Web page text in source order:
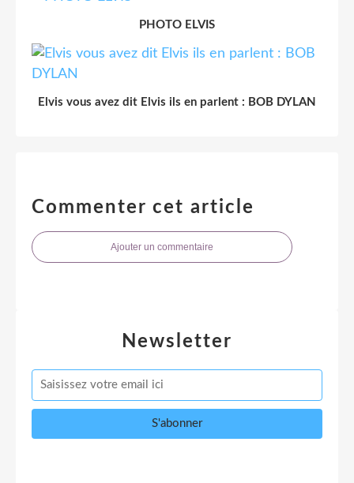
PHOTO ELVIS
Elvis vous avez dit Elvis ils en parlent : BOB DYLAN
Commenter cet article
Ajouter un commentaire
Newsletter